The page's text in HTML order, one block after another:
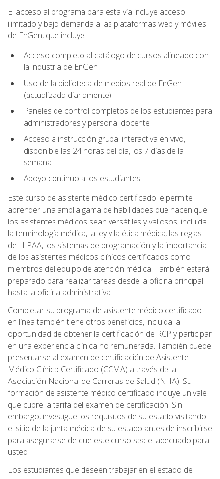
El acceso al programa para esta vía incluye acceso
ilimitado y bajo demanda a las plataformas web y móviles
de EnGen, que incluye:
Acceso completo al catálogo de cursos alineado con
la industria de EnGen
Uso de la biblioteca de medios real de EnGen
(actualizada diariamente)
Paneles de control completos de los estudiantes para
administradores y personal docente
Acceso a instrucción grupal interactiva en vivo,
disponible las 24 horas del día, los 7 días de la
semana
Apoyo continuo a los estudiantes
Este curso de asistente médico certificado le permite
aprender una amplia gama de habilidades que hacen que
los asistentes médicos sean versátiles y valiosos, incluida
la terminología médica, la ley y la ética médica, las reglas
de HIPAA, los sistemas de programación y la importancia
de los asistentes médicos clínicos certificados como
miembros del equipo de atención médica. También estará
preparado para realizar tareas desde la oficina principal
hasta la oficina administrativa.
Completar su programa de asistente médico certificado
en línea también tiene otros beneficios, incluida la
oportunidad de obtener la certificación de RCP y participar
en una experiencia clínica no remunerada. También puede
presentarse al examen de certificación de Asistente
Médico Clínico Certificado (CCMA) a través de la
Asociación Nacional de Carreras de Salud (NHA). Su
formación de asistente médico certificado incluye un vale
que cubre la tarifa del examen de certificación. Sin
embargo, investigue los requisitos de su estado visitando
el sitio de la junta médica de su estado antes de inscribirse
para asegurarse de que este curso sea el adecuado para
usted.
Los estudiantes que deseen trabajar en el estado de